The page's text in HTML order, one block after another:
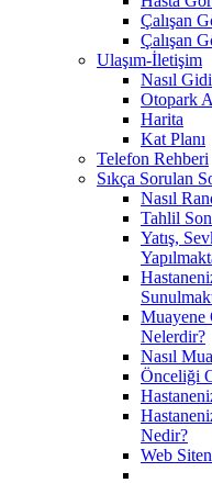
Çalışan
Çalışan
Ulaşım-İletişim
Nasıl
Otopark
Harita
Kat Planı
Telefon Rehberi
Sıkça Sorulan
Nasıl
Tahlil
Yatış,
Muayene
Nelerdir?
Nasıl
Önceliği
Nedir?
Web